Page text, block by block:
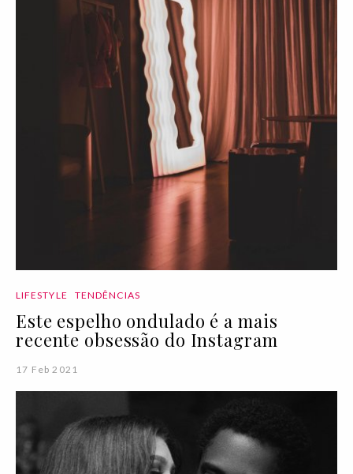
LIFESTYLE TENDÊNCIAS
Este espelho ondulado é a mais
recente obsessão do Instagram
17 Feb 2021